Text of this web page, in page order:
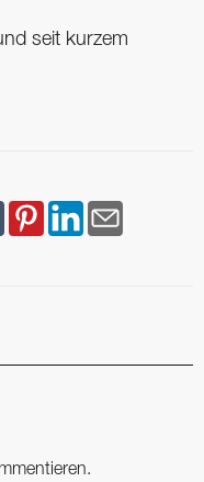
seit kurzem